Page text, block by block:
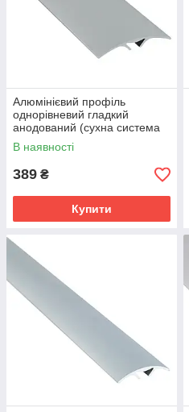
Алюмінієвий профіль
однорівневий гладкий
анодований (сухна система
кріплення) 40 мм х 2.7 м
срібло
В наявності
389 ₴
Купити